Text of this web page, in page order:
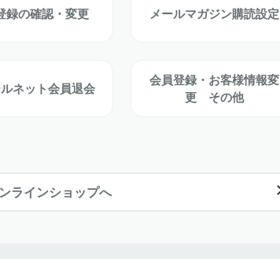
録の確認・変更 メールマガジン購読設定
ネット会員退会
会員登録・お客様情報変
更 その他
ラインショップへ